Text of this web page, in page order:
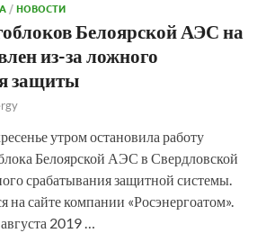
/НОВОСТИ
Белоярской АЭС на
из-за ложного
защиты
утром остановила работу
Белоярской АЭС в Свердловской
срабатывания защитной системы.
на сайте компании «Росэнергоатом».
2019 …